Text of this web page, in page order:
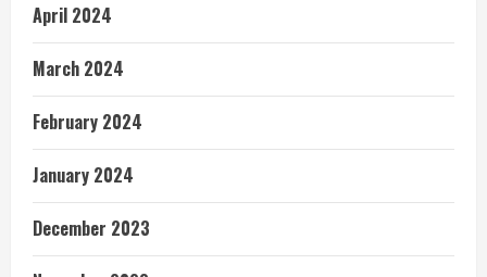
April 2024
March 2024
February 2024
January 2024
December 2023